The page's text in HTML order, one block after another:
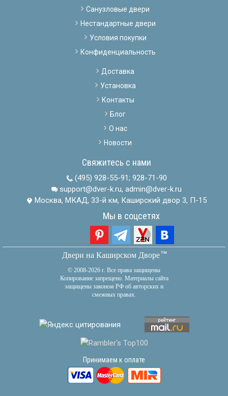
Санузловые двери
Нестандартные двери
Условия покупки
Конфиденциальность
Доставка
Установка
Контакты
Блог
О нас
Новости
Свяжитесь с нами
(495) 928-55-91; 928-71-90
support@dver-k.ru, admin@dver-k.ru
Москва, МКАД, 33-й км, Каширский двор 3, П-15
Мы в соцсетях
Двери на Каширском Дворетм
© 2008-2026 г. Все права защищены
Копирование запрещено. Материалы сайта
защищены законом РФ об авторских и
смежных правах.
Принимаем к оплате